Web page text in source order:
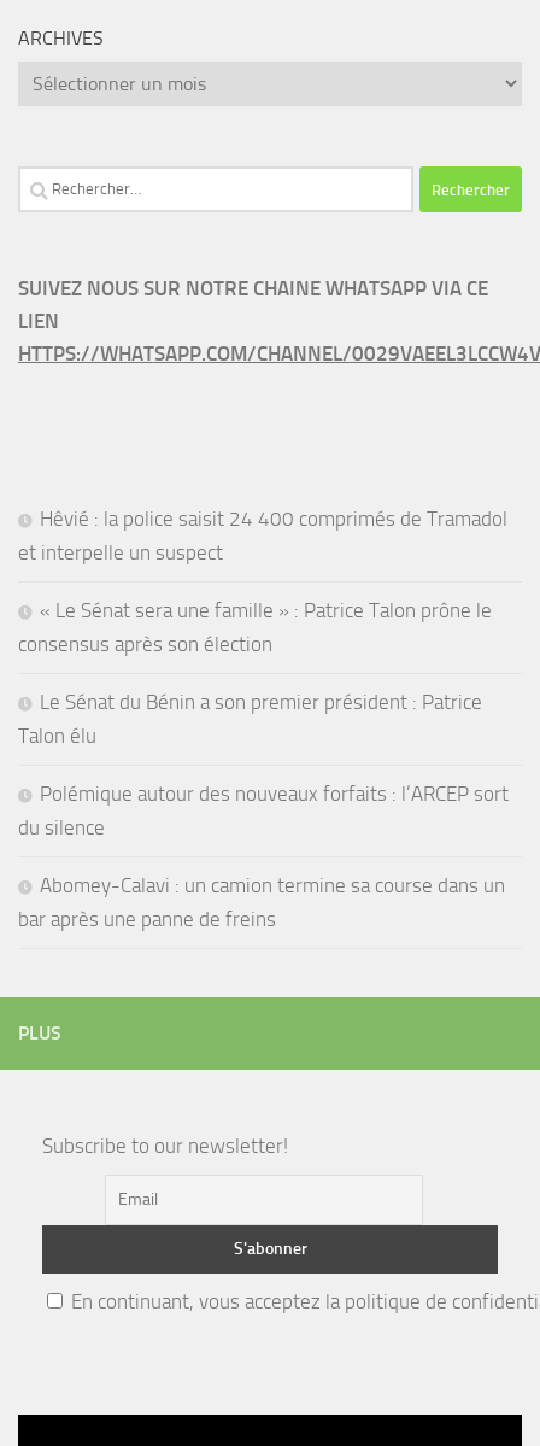
ARCHIVES
Archives
Rechercher :
SUIVEZ NOUS SUR NOTRE CHAINE WHATSAPP VIA CE
LIEN
HTTPS://WHATSAPP.COM/CHANNEL/
Hêvié : la police saisit 24 400 comprimés de Tramadol
et interpelle un suspect
« Le Sénat sera une famille » : Patrice Talon prône le
consensus après son élection
Le Sénat du Bénin a son premier président : Patrice
Talon élu
Polémique autour des nouveaux forfaits : l’ARCEP sort
du silence
Abomey-Calavi : un camion termine sa course dans un
bar après une panne de freins
PLUS
Subscribe to our newsletter!
En continuant, vous acceptez la politique de